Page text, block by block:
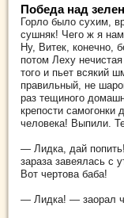
Победа над
Горло было сухим,
сушняк! Чего ж я
Ну, Витек, конечно,
потом Леху
того и пьет всякий
правильный, не
раз тещиного
крепости
человека! Выпили.
— Лидка, дай
зараза завеялась с
Вот чертова баба!
— Лидка! — заорал